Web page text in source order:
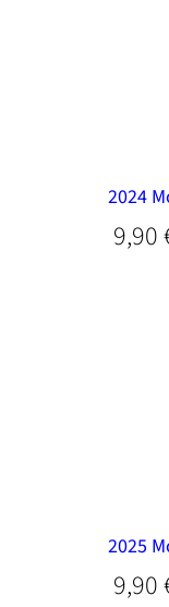
2024
9,90
2025
9,90